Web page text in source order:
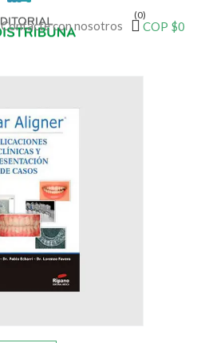
Contacte con nosotros COP $0
(0)